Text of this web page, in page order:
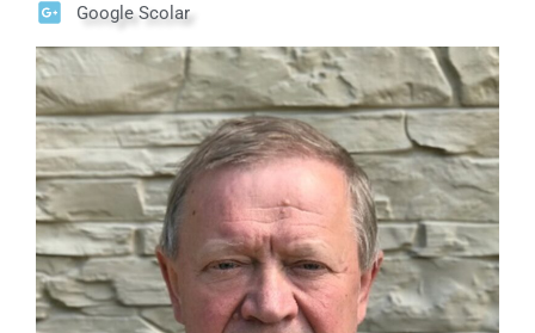
Google Scolar